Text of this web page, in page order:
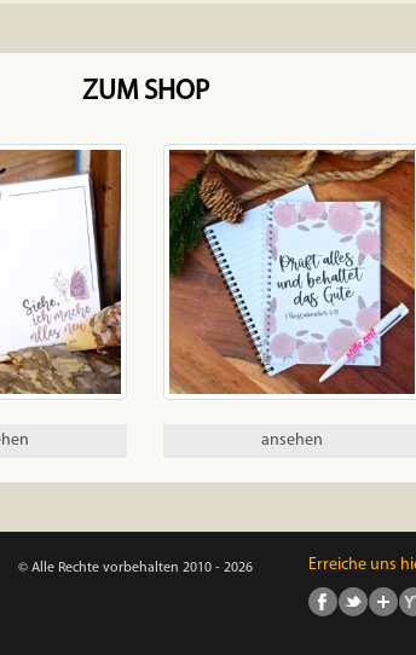
auf
werden
ZUM SHOP
ansehen
© Alle Rechte vorbehalten 2010 - 2026 Erreiche uns